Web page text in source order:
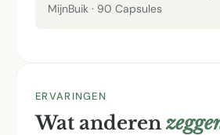
MijnBuik · 90 Capsules
ERVARINGEN
Wat anderen